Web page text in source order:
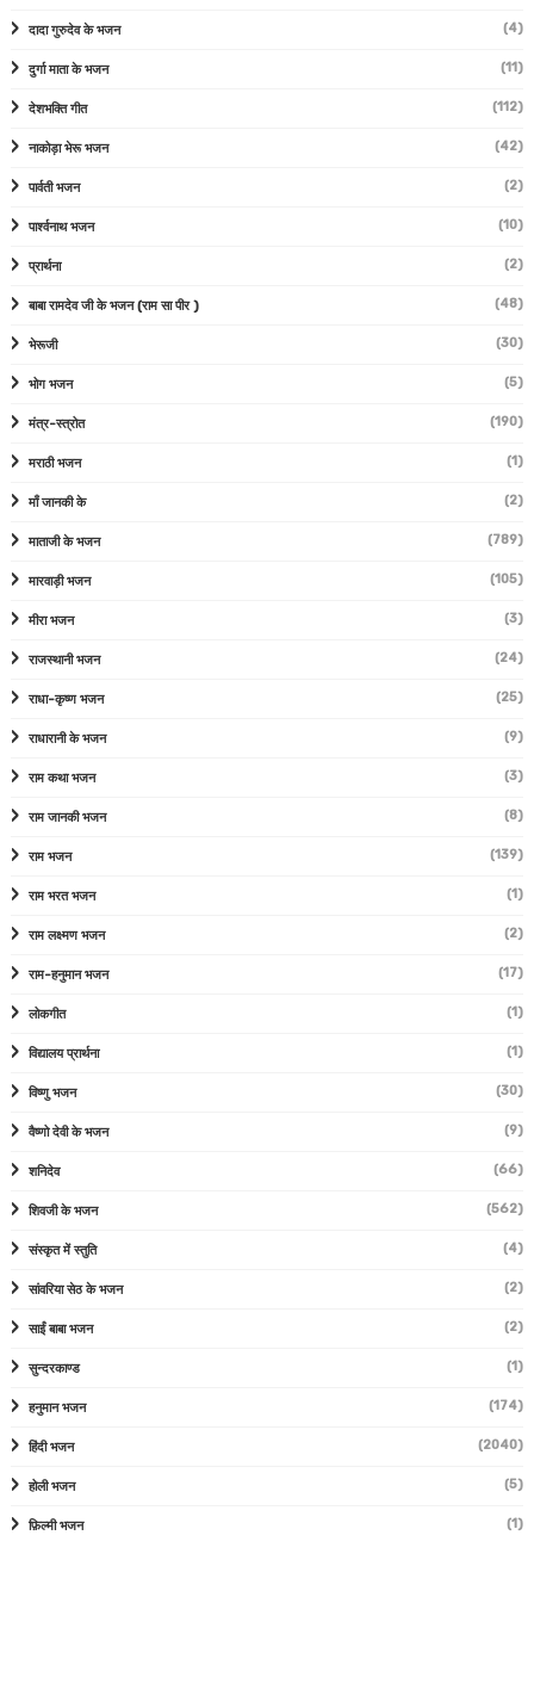
दादा गुरुदेव के भजन (4)
दुर्गा माता के भजन (11)
देशभक्ति गीत (112)
नाकोड़ा भेरू भजन (42)
पार्वती भजन (2)
पार्श्वनाथ भजन (10)
प्रार्थना (2)
बाबा रामदेव जी के भजन (राम सा पीर ) (48)
भेरूजी (30)
भोग भजन (5)
मंत्र-स्त्रोत (190)
मराठी भजन (1)
माँ जानकी के (2)
माताजी के भजन (789)
मारवाड़ी भजन (105)
मीरा भजन (3)
राजस्थानी भजन (24)
राधा-कृष्ण भजन (25)
राधारानी के भजन (9)
राम कथा भजन (3)
राम जानकी भजन (8)
राम भजन (139)
राम भरत भजन (1)
राम लक्ष्मण भजन (2)
राम-हनुमान भजन (17)
लोकगीत (1)
विद्यालय प्रार्थना (1)
विष्णु भजन (30)
वैष्णो देवी के भजन (9)
शनिदेव (66)
शिवजी के भजन (562)
संस्कृत में स्तुति (4)
सांवरिया सेठ के भजन (2)
साईं बाबा भजन (2)
सुन्दरकाण्ड (1)
हनुमान भजन (174)
हिंदी भजन (2040)
होली भजन (5)
फ़िल्मी भजन (1)